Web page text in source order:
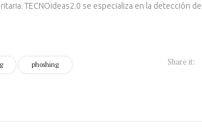
TECNOideas2.0 se especializa en la detección
phoshing Share it: